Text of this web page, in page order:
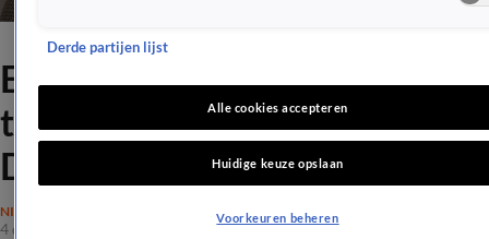
Estavana over haar nieuwe
tv-klus, Sylvie Meis en
Damián
NIEUWS
4 dec 2020, 15:16
Derde partijen lijst
Alle cookies accepteren
Huidige keuze opslaan
Voorkeuren beheren